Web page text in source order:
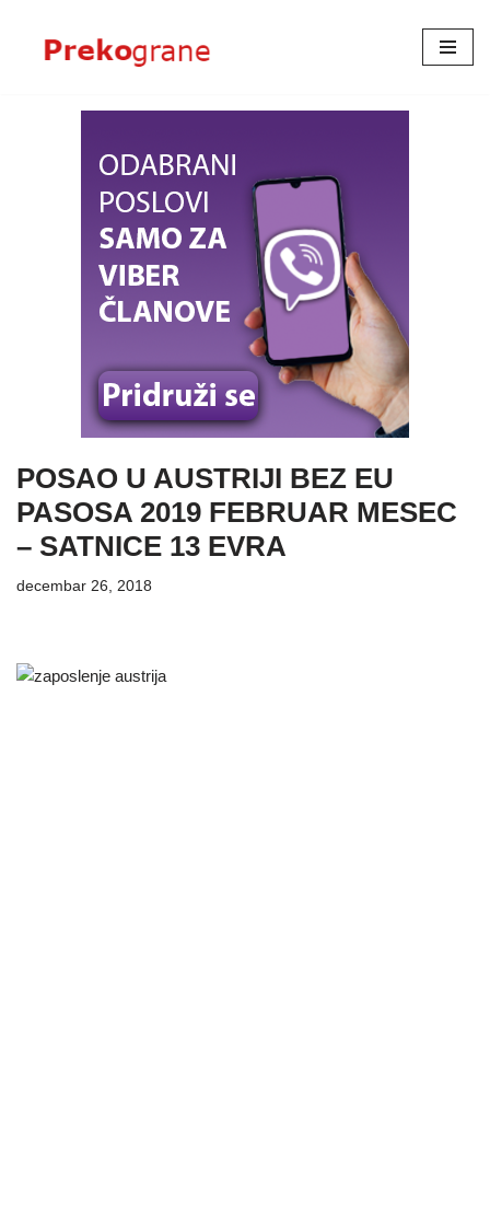
Skoči
POSAO U AUSTRIJI BEZ EU
PASOSA 2019 FEBRUAR MESEC
– SATNICE 13 EVRA
decembar 26, 2018